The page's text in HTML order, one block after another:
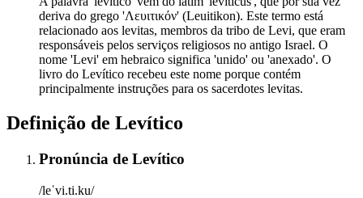
deriva do grego 'Λευιτικόν' (Leuitikon). Este termo está
relacionado aos levitas, membros da tribo de Levi, que eram
responsáveis pelos serviços religiosos no antigo Israel. O
nome 'Levi' em hebraico significa 'unido' ou 'anexado'. O
livro do Levítico recebeu este nome porque contém
principalmente instruções para os sacerdotes levitas.
Definição de Levítico
Pronúncia de Levítico
/leˈvi.ti.ku/